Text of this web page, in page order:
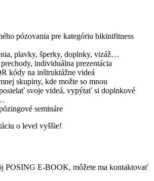
pózovania pre kategóriu bikinifitness
plavky, šperky, doplnky, vizáž…
individuálna prezentácia
kódy na inštruktážne videá
skupiny, kde možte so mnou
svoje videá, vypýtať si doplnkové
semináre
o level vyššie!
POSING E-BOOK, môžete ma kontaktovať